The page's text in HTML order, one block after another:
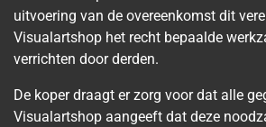
uitvoering van de overeenkomst dit
Visualartshop het recht bepaalde
verrichten door derden.
De koper draagt er zorg voor dat alle
Visualartshop aangeeft dat deze